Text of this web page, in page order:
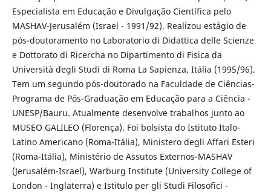
Especialista em Educação e Divulgação Científica pelo
MASHAV-Jerusalém (Israel - 1991/92). Realizou estágio de
pós-doutoramento no Laboratorio di Didattica delle Scienze
e Dottorato di Ricercha no Dipartimento di Fisica da
Università degli Studi di Roma La Sapienza, Itália (1995/96).
Tem um segundo pós-doutorado na Faculdade de Ciências-
Programa de Pós-Graduação em Educação para a Ciência -
UNESP/Bauru. Atualmente desenvolve trabalhos junto ao
MUSEO GALILEO (Florença). Foi bolsista do Istituto Italo-
Latino Americano (Roma-Itália), Ministero degli Affari Esteri
(Roma-Itália), Ministério de Assutos Externos-MASHAV
(Jerusalém-Israel), Warburg Institute (University College of
London - Inglaterra) e Istitulo per gli Studi Filosofici -